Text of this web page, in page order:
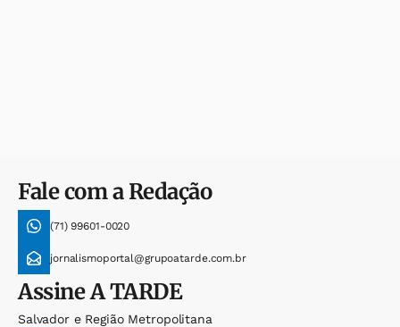
Fale com a Redação
(71) 99601-0020
jornalismoportal@grupoatarde.com.br
AssineA TARDE
Salvador e Região Metropolitana